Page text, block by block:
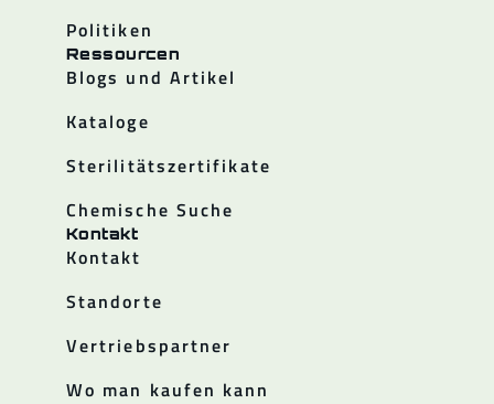
Politiken
Ressourcen
Blogs und Artikel
Kataloge
Sterilitätszertifikate
Chemische Suche
Kontakt
Kontakt
Standorte
Vertriebspartner
Wo man kaufen kann